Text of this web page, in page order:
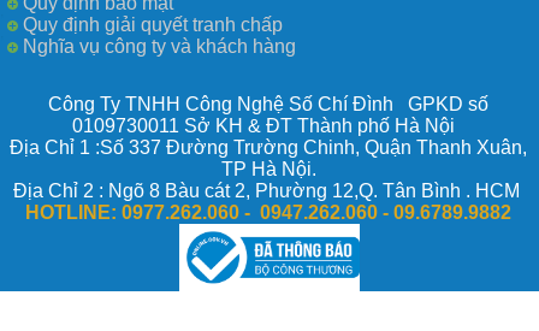
Quy định giải quyết tranh chấp
Nghĩa vụ công ty và khách hàng
Công Ty TNHH Công Nghệ Số Chí Đình GPKD số
0109730011 Sở KH & ĐT Thành phố Hà Nội
Địa Chỉ 1 :Số 337 Đường Trường Chinh, Quận Thanh Xuân,
TP Hà Nội.
Địa Chỉ 2 : Ngõ 8 Bàu cát 2, Phường 12,Q. Tân Bình . HCM
HOTLINE: 0977.262.060 - 0947.262.060 -09.6789.9882